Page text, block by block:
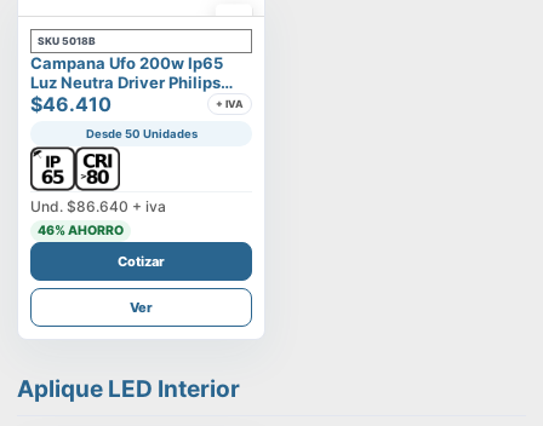
SKU 5018B
Campana Ufo 200w Ip65
Luz Neutra Driver Philips
Modelo Eltanin
$46.410 + IVA
Desde 50 Unidades
Und. $86.640 + iva
46% AHORRO
Cotizar
Ver
Aplique LED Interior